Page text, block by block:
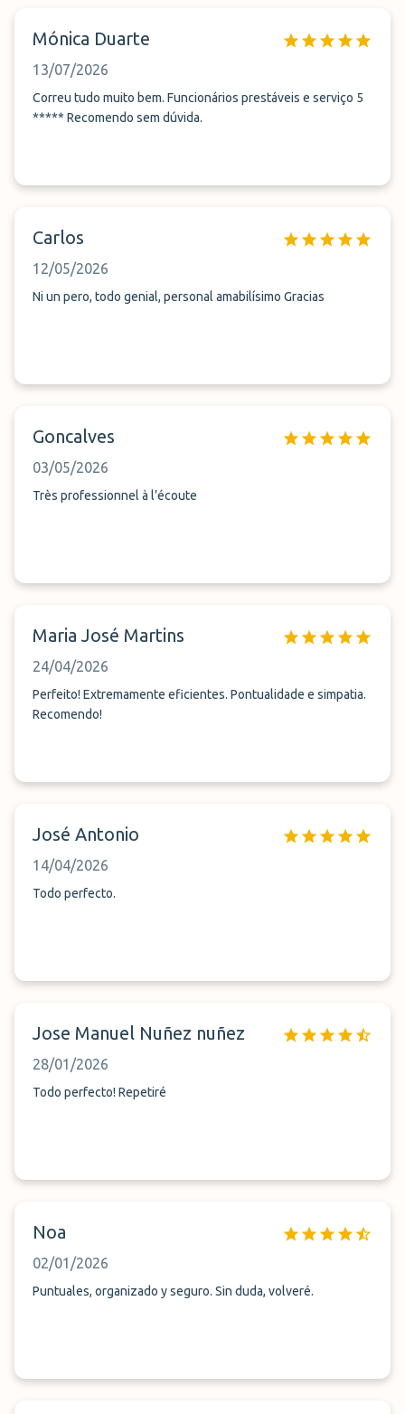
Mónica Duarte
13/07/2026
Correu tudo muito bem. Funcionários prestáveis e serviço 5
***** Recomendo sem dúvida.
Carlos
12/05/2026
Ni un pero, todo genial, personal amabilísimo Gracias
Goncalves
03/05/2026
Très professionnel à l’écoute
Maria José Martins
24/04/2026
Perfeito! Extremamente eficientes. Pontualidade e simpatia.
Recomendo!
José Antonio
14/04/2026
Todo perfecto.
Jose Manuel Nuñez nuñez
28/01/2026
Todo perfecto! Repetiré
Noa
02/01/2026
Puntuales, organizado y seguro. Sin duda, volveré.